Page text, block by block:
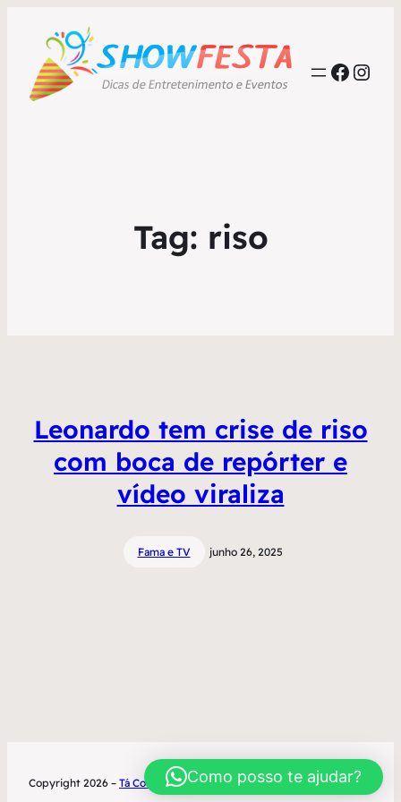
Tag: riso
Leonardo tem crise de riso
com boca de repórter e
vídeo viraliza
Fama e TV junho 26, 2025
Copyright 2026 – Tá Contratado Desenvolvimento World Office
Como posso te ajudar?